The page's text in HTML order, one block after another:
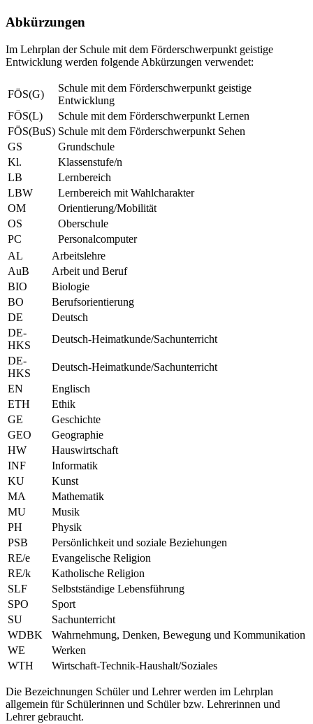
Abkürzungen
Im Lehrplan der Schule mit dem Förderschwerpunkt geistige
Entwicklung werden folgende Abkürzungen verwendet:
FÖS(G)
Schule mit dem Förderschwerpunkt geistige
Entwicklung
FÖS(L)
Schule mit dem Förderschwerpunkt Lernen
FÖS(BuS) Schule mit dem Förderschwerpunkt Sehen
GS
Grundschule
Kl.
Klassenstufe/n
LB
Lernbereich
LBW
Lernbereich mit Wahlcharakter
OM
Orientierung/Mobilität
OS
Oberschule
PC
Personalcomputer
AL
Arbeitslehre
AuB
Arbeit und Beruf
BIO
Biologie
BO
Berufsorientierung
DE
Deutsch
DE-
HKS
Deutsch-Heimatkunde/Sachunterricht
DE-
HKS
Deutsch-Heimatkunde/Sachunterricht
EN
Englisch
ETH
Ethik
GE
Geschichte
GEO
Geographie
HW
Hauswirtschaft
INF
Informatik
KU
Kunst
MA
Mathematik
MU
Musik
PH
Physik
PSB
Persönlichkeit und soziale Beziehungen
RE/e
Evangelische Religion
RE/k
Katholische Religion
SLF
Selbstständige Lebensführung
SPO
Sport
SU
Sachunterricht
WDBK
Wahrnehmung, Denken, Bewegung und Kommunikation
WE
Werken
WTH
Wirtschaft-Technik-Haushalt/Soziales
Die Bezeichnungen Schüler und Lehrer werden im Lehrplan
allgemein für Schülerinnen und Schüler bzw. Lehrerinnen und
Lehrer gebraucht.